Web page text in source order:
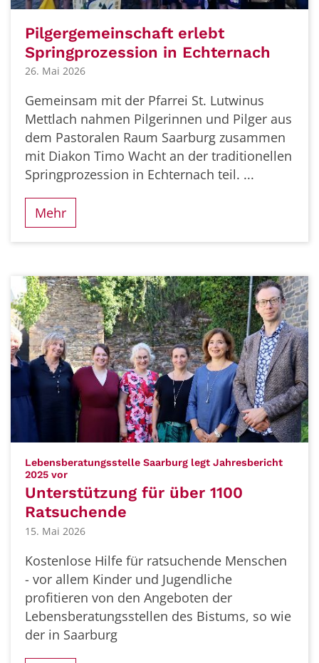
Pilgergemeinschaft erlebt
Springprozession in Echternach
26. Mai 2026
Gemeinsam mit der Pfarrei St. Lutwinus
Mettlach nahmen Pilgerinnen und Pilger aus
dem Pastoralen Raum Saarburg zusammen
mit Diakon Timo Wacht an der traditionellen
Springprozession in Echternach teil. ...
Mehr
Lebensberatungsstelle Saarburg legt Jahresbericht
2025 vor:
Unterstützung für über 1100
Ratsuchende
15. Mai 2026
Kostenlose Hilfe für ratsuchende Menschen
- vor allem Kinder und Jugendliche
profitieren von den Angeboten der
Lebensberatungsstellen des Bistums, so wie
der in Saarburg